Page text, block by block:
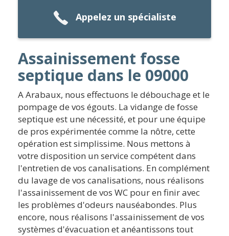
Appelez un spécialiste
Assainissement fosse
septique dans le 09000
A Arabaux, nous effectuons le débouchage et le
pompage de vos égouts. La vidange de fosse
septique est une nécessité, et pour une équipe
de pros expérimentée comme la nôtre, cette
opération est simplissime. Nous mettons à
votre disposition un service compétent dans
l'entretien de vos canalisations. En complément
du lavage de vos canalisations, nous réalisons
l'assainissement de vos WC pour en finir avec
les problèmes d'odeurs nauséabondes. Plus
encore, nous réalisons l'assainissement de vos
systèmes d'évacuation et anéantissons tout